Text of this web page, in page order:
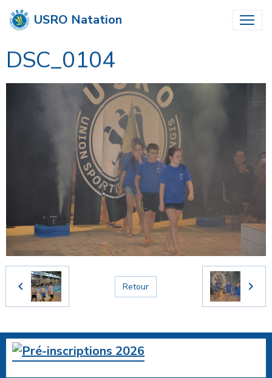
USRO Natation
DSC_0104
Retour